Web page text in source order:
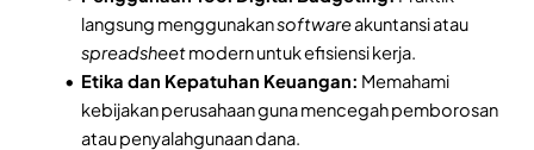
langsung menggunakansoftwareakuntansi atau
spreadsheetmodern untuk efisiensi kerja.
Etika dan Kepatuhan Keuangan: Memahami
kebijakan perusahaan guna mencegah pemborosan
atau penyalahgunaan dana.